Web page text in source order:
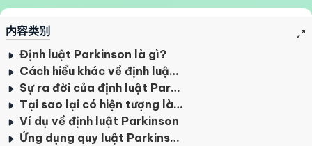
内容类别
Định luật Parkinson là gì?
Cách hiểu khác về định luật Parkinson
Sự ra đời của định luật Parkinson Law
Tại sao lại có hiện tượng làm việc theo chiến lược Parkinson's Law
Ví dụ về định luật Parkinson
Ứng dụng quy luật Parkinson trong quản lý thời gian